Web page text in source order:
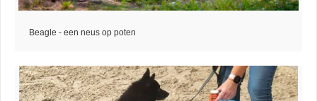
Beagle - een neus op poten